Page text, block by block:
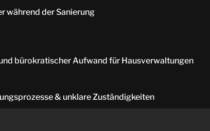
während der Sanierung
bürokratischer Aufwand für Hausverwaltungen
& unklare Zuständigkeiten